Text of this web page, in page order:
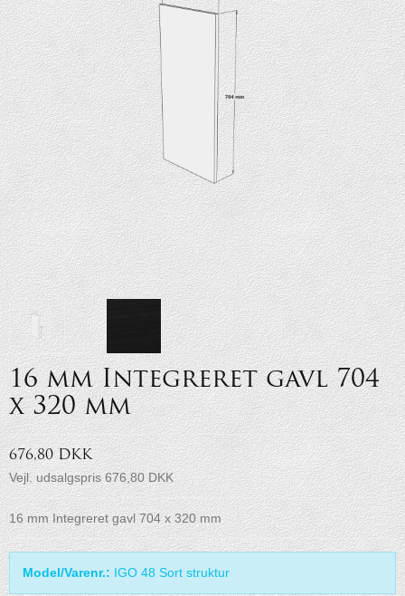
16 mm Integreret gavl 704
x 320 mm
676,80 DKK
Vejl. udsalgspris 676,80 DKK
16 mm Integreret gavl 704 x 320 mm
Model/Varenr.: IGO 48 Sort struktur